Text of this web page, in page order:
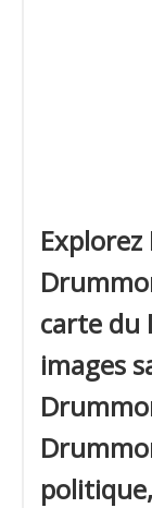
carte du
images